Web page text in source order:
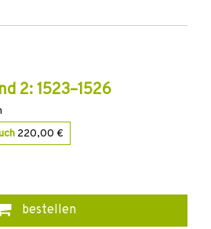
2: 1523–1526
220,00 €
bestellen